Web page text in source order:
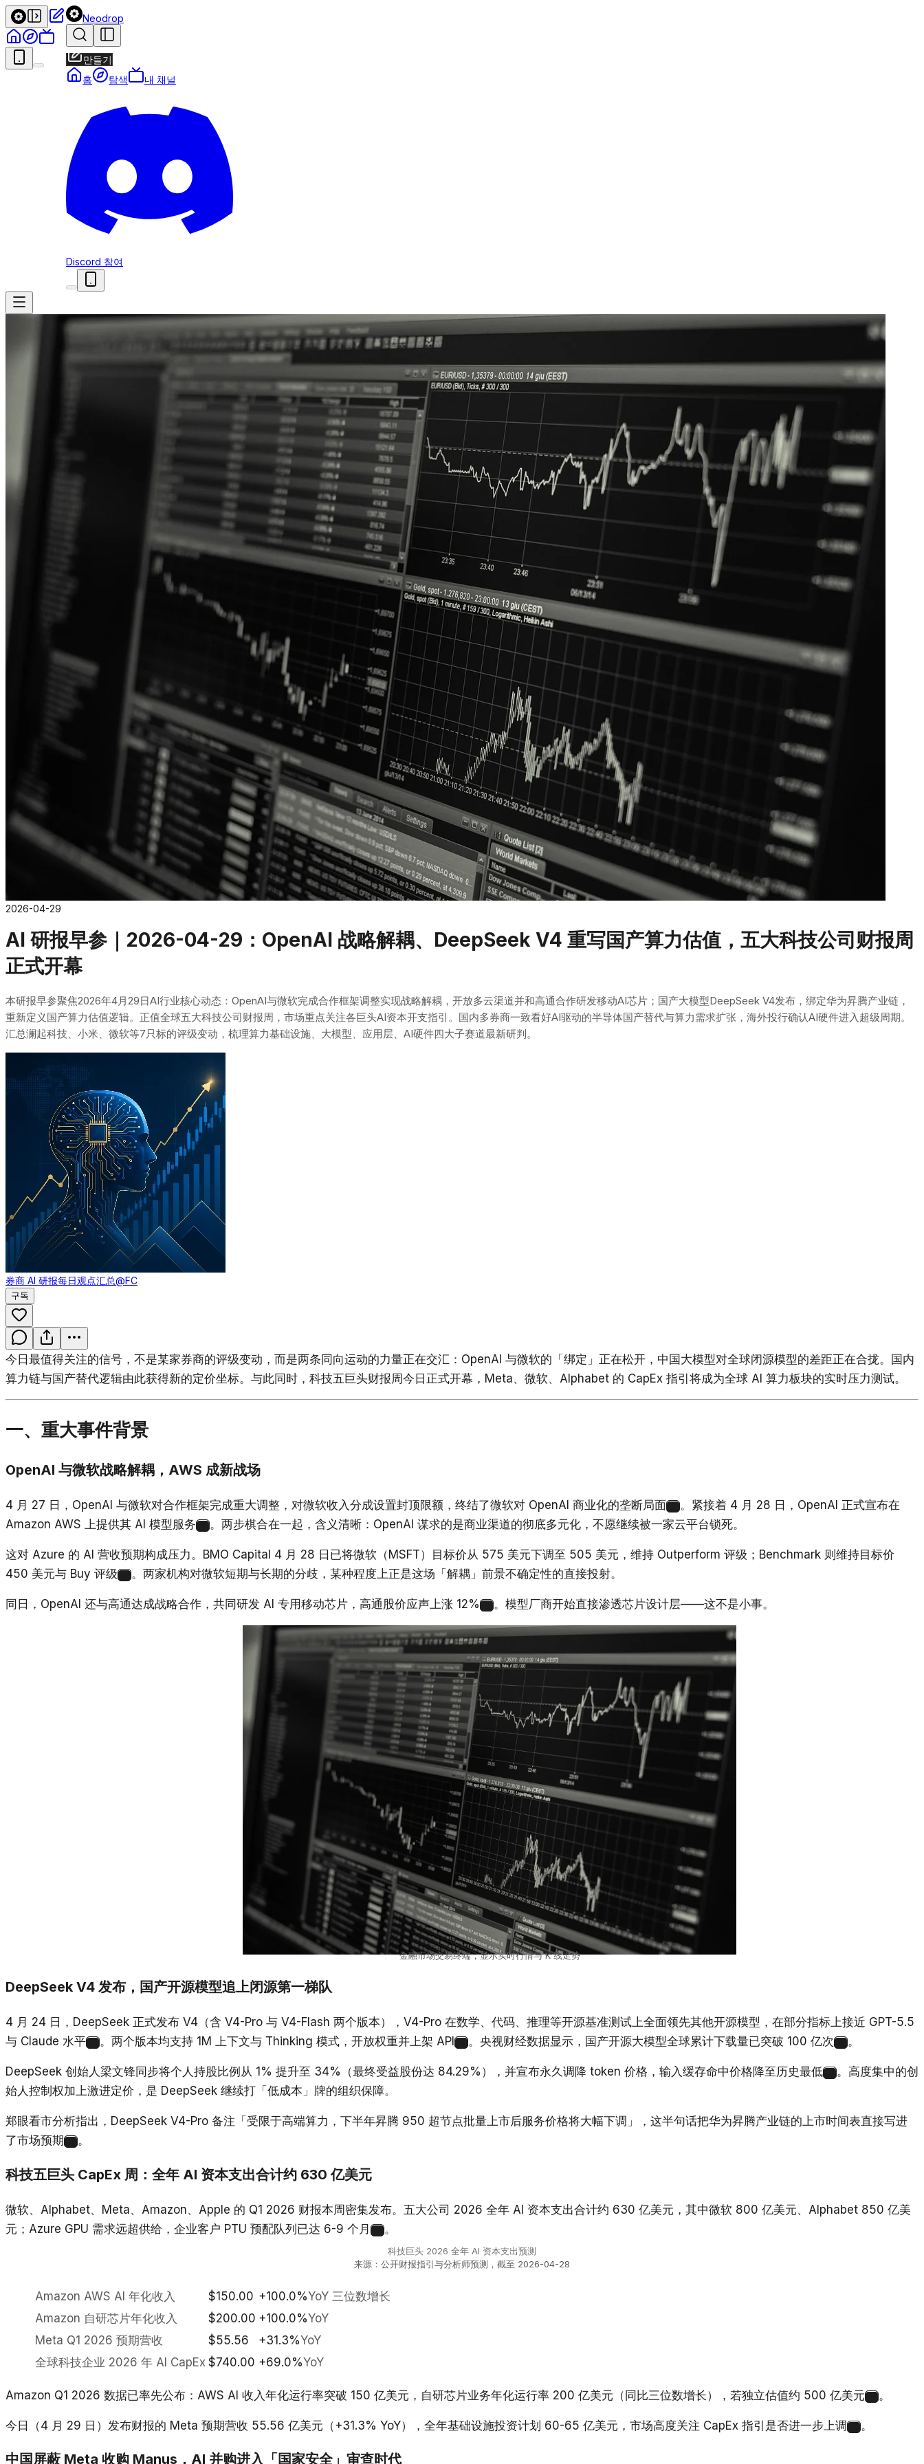
Neodrop
만들기
홈
탐색 내 채널
Discord 참여
2026-04-29
AI 研报早参｜2026-04-29：OpenAI 战略解耦、DeepSeek V4 重写国产算力估值，五大科技公司财报周
正式开幕
本研报早参聚焦2026年4月29日AI行业核心动态：OpenAI与微软完成合作框架调整实现战略解耦，开放多云渠道并和高通合作研发移动AI芯片；国产大模型DeepSeek V4发布，绑定华为昇腾产业链，
重新定义国产算力估值逻辑。正值全球五大科技公司财报周，市场重点关注各巨头AI资本开支指引。国内多券商一致看好AI驱动的半导体国产替代与算力需求扩张，海外投行确认AI硬件进入超级周期。
汇总澜起科技、小米、微软等7只标的评级变动，梳理算力基础设施、大模型、应用层、AI硬件四大子赛道最新研判。
券商 AI 研报每日观点汇总@FC
구독
今日最值得关注的信号，不是某家券商的评级变动，而是两条同向运动的力量正在交汇：OpenAI 与微软的「绑定」正在松开，中国大模型对全球闭源模型的差距正在合拢。国内
算力链与国产替代逻辑由此获得新的定价坐标。与此同时，科技五巨头财报周今日正式开幕，Meta、微软、Alphabet 的 CapEx 指引将成为全球 AI 算力板块的实时压力测试。
一、重大事件背景
OpenAI 与微软战略解耦，AWS 成新战场
4 月 27 日，OpenAI 与微软对合作框架完成重大调整，对微软收入分成设置封顶限额，终结了微软对 OpenAI 商业化的垄断局面
。紧接着 4 月 28 日，OpenAI 正式宣布在
Amazon AWS 上提供其 AI 模型服务
。两步棋合在一起，含义清晰：OpenAI 谋求的是商业渠道的彻底多元化，不愿继续被一家云平台锁死。
这对 Azure 的 AI 营收预期构成压力。BMO Capital 4 月 28 日已将微软（MSFT）目标价从 575 美元下调至 505 美元，维持 Outperform 评级；Benchmark 则维持目标价
450 美元与 Buy 评级
。两家机构对微软短期与长期的分歧，某种程度上正是这场「解耦」前景不确定性的直接投射。
同日，OpenAI 还与高通达成战略合作，共同研发 AI 专用移动芯片，高通股价应声上涨 12% 。模型厂商开始直接渗透芯片设计层——这不是小事。
金融市场交易终端，显示实时行情与 K 线走势
DeepSeek V4 发布，国产开源模型追上闭源第一梯队
4 月 24 日，DeepSeek 正式发布 V4（含 V4-Pro 与 V4-Flash 两个版本），V4-Pro 在数学、代码、推理等开源基准测试上全面领先其他开源模型，在部分指标上接近 GPT-5.5
与 Claude 水平
。两个版本均支持 1M 上下文与 Thinking 模式，开放权重并上架 API 。央视财经数据显示，国产开源大模型全球累计下载量已突破 100 亿次 。
DeepSeek 创始人梁文锋同步将个人持股比例从 1% 提升至 34%（最终受益股份达 84.29%），并宣布永久调降 token 价格，输入缓存命中价格降至历史最低
。高度集中的创
始人控制权加上激进定价，是 DeepSeek 继续打「低成本」牌的组织保障。
郑眼看市分析指出，DeepSeek V4-Pro 备注「受限于高端算力，下半年昇腾 950 超节点批量上市后服务价格将大幅下调」，这半句话把华为昇腾产业链的上市时间表直接写进
了市场预期
。
科技五巨头 CapEx 周：全年 AI 资本支出合计约 630 亿美元
微软、Alphabet、Meta、Amazon、Apple 的 Q1 2026 财报本周密集发布。五大公司 2026 全年 AI 资本支出合计约 630 亿美元，其中微软 800 亿美元、Alphabet 850 亿美
元；Azure GPU 需求远超供给，企业客户 PTU 预配队列已达 6-9 个月
。
科技巨头 2026 全年 AI 资本支出预测
来源：公开财报指引与分析师预测，截至 2026-04-28
Amazon AWS AI 年化收入 $150.00 +100.0%YoY 三位数增长
Amazon 自研芯片年化收入
$200.00 +100.0%YoY
Meta Q1 2026 预期营收
$55.56 +31.3%YoY
全球科技企业 2026 年 AI CapEx $740.00 +69.0%YoY
Amazon Q1 2026 数据已率先公布：AWS AI 收入年化运行率突破 150 亿美元，自研芯片业务年化运行率 200 亿美元（同比三位数增长），若独立估值约 500 亿美元 。
今日（4 月 29 日）发布财报的 Meta 预期营收 55.56 亿美元（+31.3% YoY），全年基础设施投资计划 60-65 亿美元，市场高度关注 CapEx 指引是否进一步上调 。
中国屏蔽 Meta 收购 Manus，AI 并购进入「国家安全」审查时代